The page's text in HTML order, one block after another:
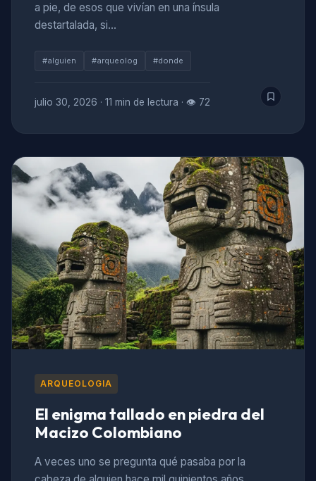
a pie, de esos que vivían en una ínsula
destartalada, si…
#alguien #arqueolog #donde
julio 30, 2026 · 11 min de lectura · 👁 72
ARQUEOLOGIA
El enigma tallado en piedra del
Macizo Colombiano
A veces uno se pregunta qué pasaba por la